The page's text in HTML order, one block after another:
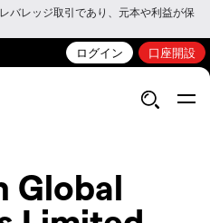
バレッジ取引であり、元本や利益が保
ログイン 口座開設
Global